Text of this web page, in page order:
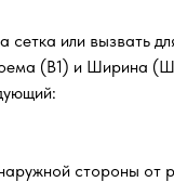
или вызвать
(В1) и Ширина
стороны от